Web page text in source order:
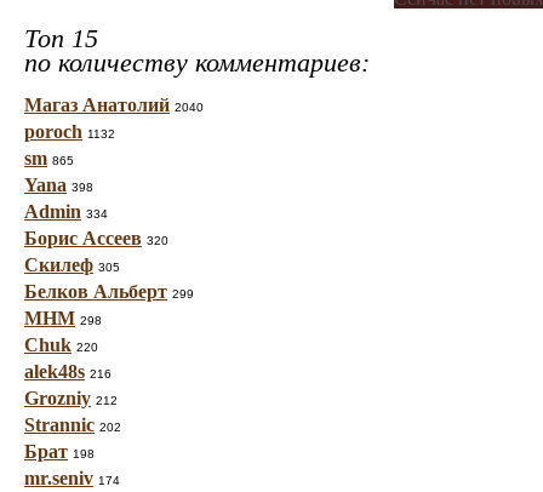
Топ 15
по количеству комментариев:
Магаз Анатолий 2040
poroch 1132
sm 865
Yana 398
Admin 334
Борис Ассеев 320
Скилеф 305
Белков Альберт 299
МНМ 298
Chuk 220
alek48s 216
Grozniy 212
Strannic 202
Брат 198
mr.seniv 174